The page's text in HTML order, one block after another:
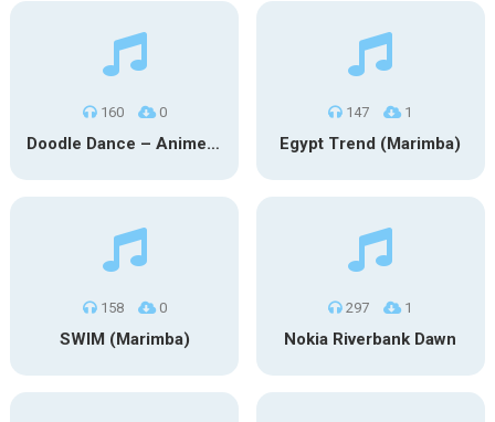
160 0
Doodle Dance – Anime (Marimba)
147 1
Egypt Trend (Marimba)
158 0
SWIM (Marimba)
297 1
Nokia Riverbank Dawn